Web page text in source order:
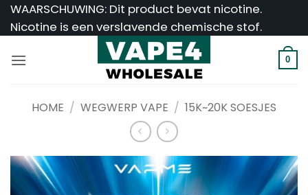
Ga
naar
WAARSCHUWING: Dit product bevat nicotine.
Nicotine is een verslavende chemische stof.
0
HOME / WEGWERP VAPE / 15K~20K SOESJES